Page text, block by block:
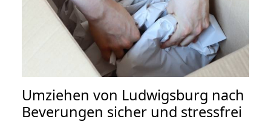
Umziehen von Ludwigsburg nach
Beverungen sicher und stressfrei